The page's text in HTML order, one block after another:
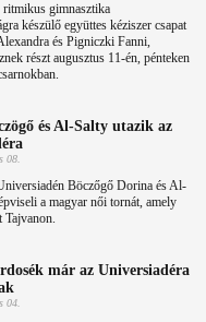
ritmikus gimnasztika
készülő együttes kéziszer csapat
és Pigniczki Fanni,
részt augusztus 11-én, pénteken
és Al-Salty utazik az
08.
Böczőgő Dorina és Al-
a magyar női tornát, amely
Tajvanon.
már az Universiadéra
04.